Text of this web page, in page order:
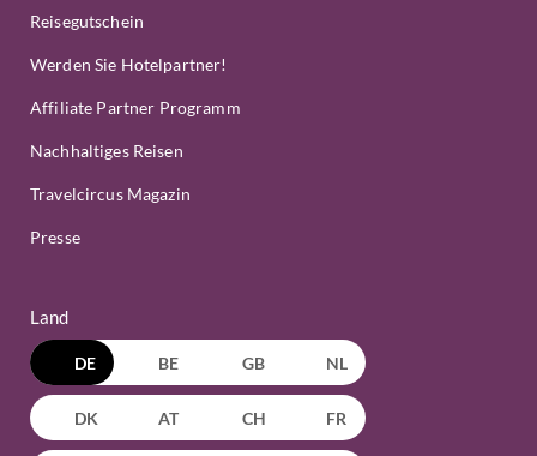
Reisegutschein
Werden Sie Hotelpartner!
Affiliate Partner Programm
Nachhaltiges Reisen
Travelcircus Magazin
Presse
Land
DE BE GB NL
DK AT CH FR